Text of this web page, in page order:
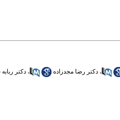
، دکتر رضا مجدزاده ، دکتر